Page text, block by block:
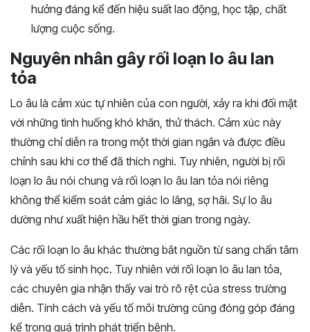
hưởng đáng kể đến hiệu suất lao động, học tập, chất
lượng cuộc sống.
Nguyên nhân gây rối loạn lo âu lan
tỏa
Lo âu là cảm xúc tự nhiên của con người, xảy ra khi đối mặt
với những tình huống khó khăn, thử thách. Cảm xúc này
thường chỉ diễn ra trong một thời gian ngắn và được điều
chỉnh sau khi cơ thể đã thích nghi. Tuy nhiên, người bị rối
loạn lo âu nói chung và rối loạn lo âu lan tỏa nói riêng
không thể kiểm soát cảm giác lo lắng, sợ hãi. Sự lo âu
dường như xuất hiện hầu hết thời gian trong ngày.
Các rối loạn lo âu khác thường bắt nguồn từ sang chấn tâm
lý và yếu tố sinh học. Tuy nhiên với rối loạn lo âu lan tỏa,
các chuyên gia nhận thấy vai trò rõ rệt của stress trường
diễn. Tính cách và yếu tố môi trường cũng đóng góp đáng
kể trong quá trình phát triển bệnh.